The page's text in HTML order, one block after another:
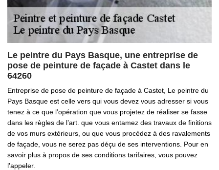
Le peintre du Pays Basque, une entreprise de
pose de peinture de façade à Castet dans le
64260
Entreprise de pose de peinture de façade à Castet, Le peintre du
Pays Basque est celle vers qui vous devez vous adresser si vous
tenez à ce que l’opération que vous projetez de réaliser se fasse
dans les règles de l’art. que vous entamez des travaux de finitions
de vos murs extérieurs, ou que vous procédez à des ravalements
de façade, vous ne serez pas déçu de ses interventions. Pour en
savoir plus à propos de ses conditions tarifaires, vous pouvez
l’appeler.